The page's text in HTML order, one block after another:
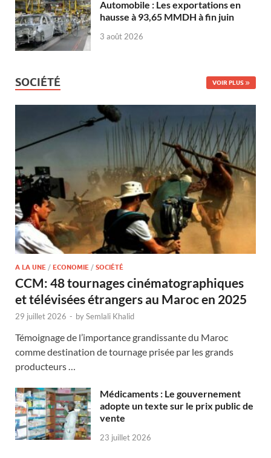
Automobile : Les exportations en
hausse à 93,65 MMDH à fin juin
3 août 2026
SOCIÉTÉ VOIR PLUS
A LA UNE / ECONOMIE / SOCIÉTÉ
CCM: 48 tournages cinématographiques
et télévisées étrangers au Maroc en 2025
29 juillet 2026 - bySemlali Khalid
Témoignage de l’importance grandissante du Maroc
comme destination de tournage prisée par les grands
producteurs …
Médicaments : Le gouvernement
adopte un texte sur le prix public de
vente
23 juillet 2026